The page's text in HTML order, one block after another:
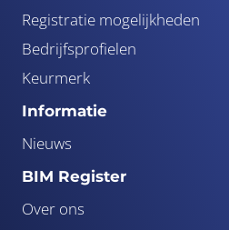
Registratie mogelijkheden
Bedrijfsprofielen
Keurmerk
Informatie
Nieuws
BIM Register
Over ons